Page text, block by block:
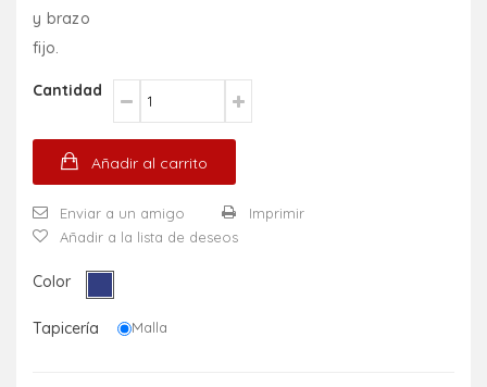
y brazo
fijo.
Cantidad
Añadir al carrito
Enviar a un amigo
Imprimir
Añadir a la lista de deseos
Color
Tapicería Malla